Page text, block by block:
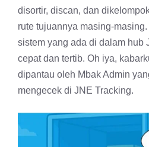
disortir, discan, dan
rute tujuannya masing-
sistem yang ada di dalam hub
cepat dan tertib. Oh iya,
dipantau oleh Mbak Admin
mengecek di JNE Tracking.